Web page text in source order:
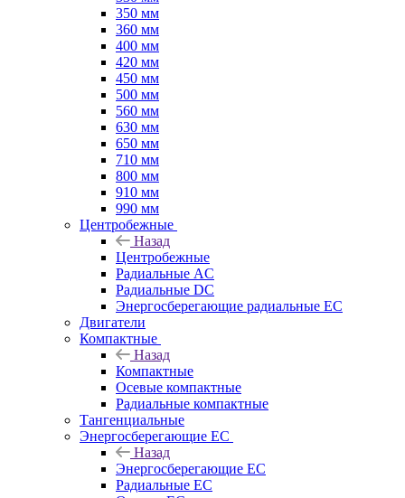
350 мм
360 мм
400 мм
420 мм
450 мм
500 мм
560 мм
630 мм
650 мм
710 мм
800 мм
910 мм
990 мм
Центробежные
Назад
Центробежные
Радиальные AC
Радиальные DC
Энергосберегающие радиальные EC
Двигатели
Компактные
Назад
Компактные
Осевые компактные
Радиальные компактные
Тангенциальные
Энергосберегающие EC
Назад
Энергосберегающие EC
Радиальные EC